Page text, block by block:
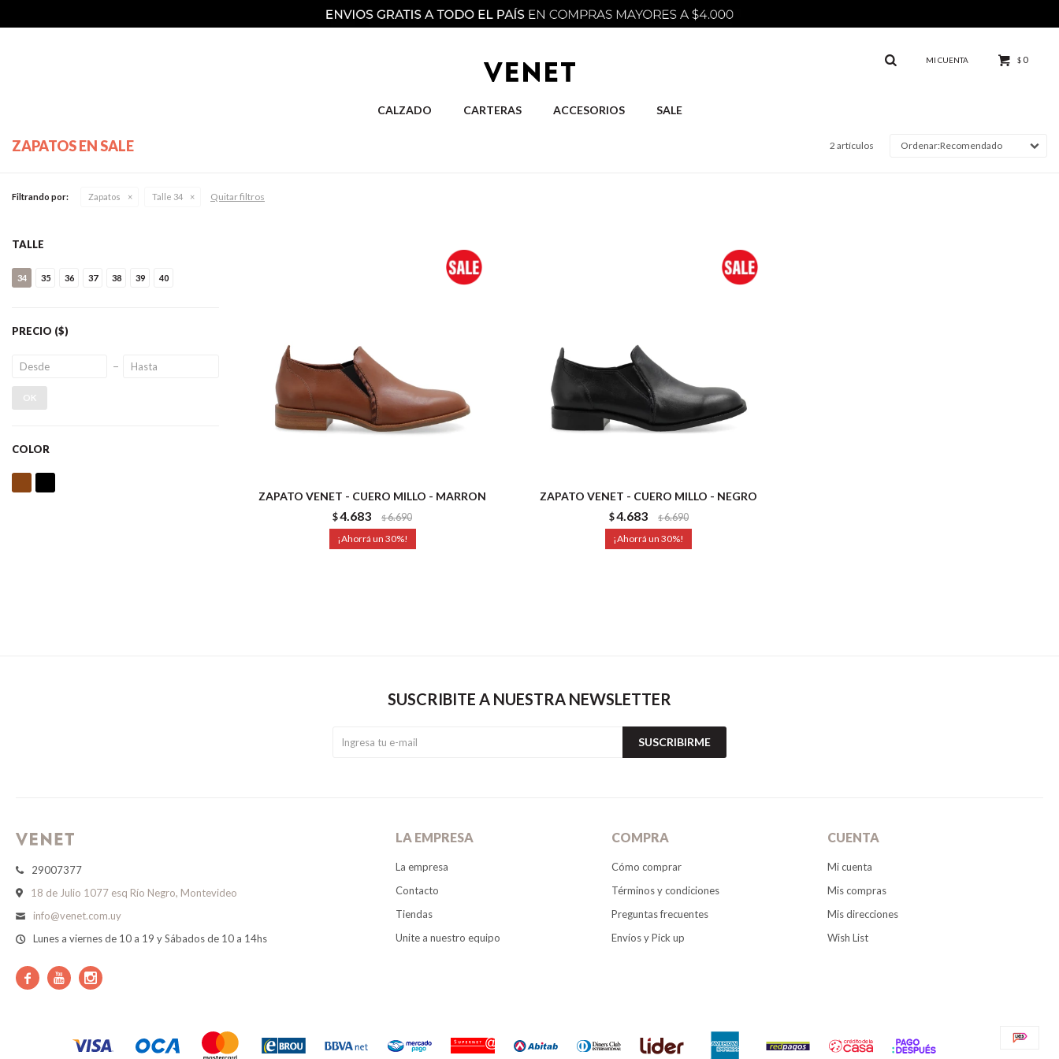
CALZADO CARTERAS ACCESORIOS SALE
$ 0
ZAPATOS EN SALE 2 artículos Recomendado
Filtrando por: Zapatos Talle 34 Quitar filtros
ZAPATO VENET - CUERO MILLO - MARRON
$4.683 $6.690
30
ZAPATO VENET - CUERO MILLO - NEGRO
$4.683 $6.690
30
TALLE
34 35 36 37 38 39 40
PRECIO ($)
OK
COLOR
29007377
18 de Julio 1077 esq Río Negro, Montevideo
info@venet.com.uy
Lunes a viernes de 10 a 19 y Sábados de 10 a 14hs
  
LA EMPRESA
La empresa
Contacto
Tiendas
Unite a nuestro equipo
COMPRA
Cómo comprar
Términos y condiciones
Preguntas frecuentes
Envíos y Pick up
CUENTA
Mi cuenta
Mis compras
Mis direcciones
Wish List
SUSCRIBITE A NUESTRA NEWSLETTER
SUSCRIBIRME